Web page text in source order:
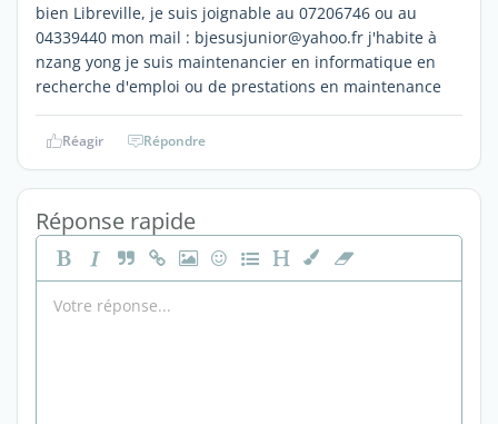
bien Libreville, je suis joignable au 07206746 ou au
04339440 mon mail : bjesusjunior@yahoo.fr j'habite à
nzang yong je suis maintenancier en informatique en
recherche d'emploi ou de prestations en maintenance
Réagir Répondre
Réponse rapide